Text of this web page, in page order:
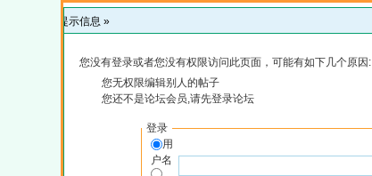
提示信息 »
您没有登录或者您没有权限访问此页面，可能有如下几个原因:
您无权限编辑别人的帖子
您还不是论坛会员,请先登录论坛
登录
用
户名